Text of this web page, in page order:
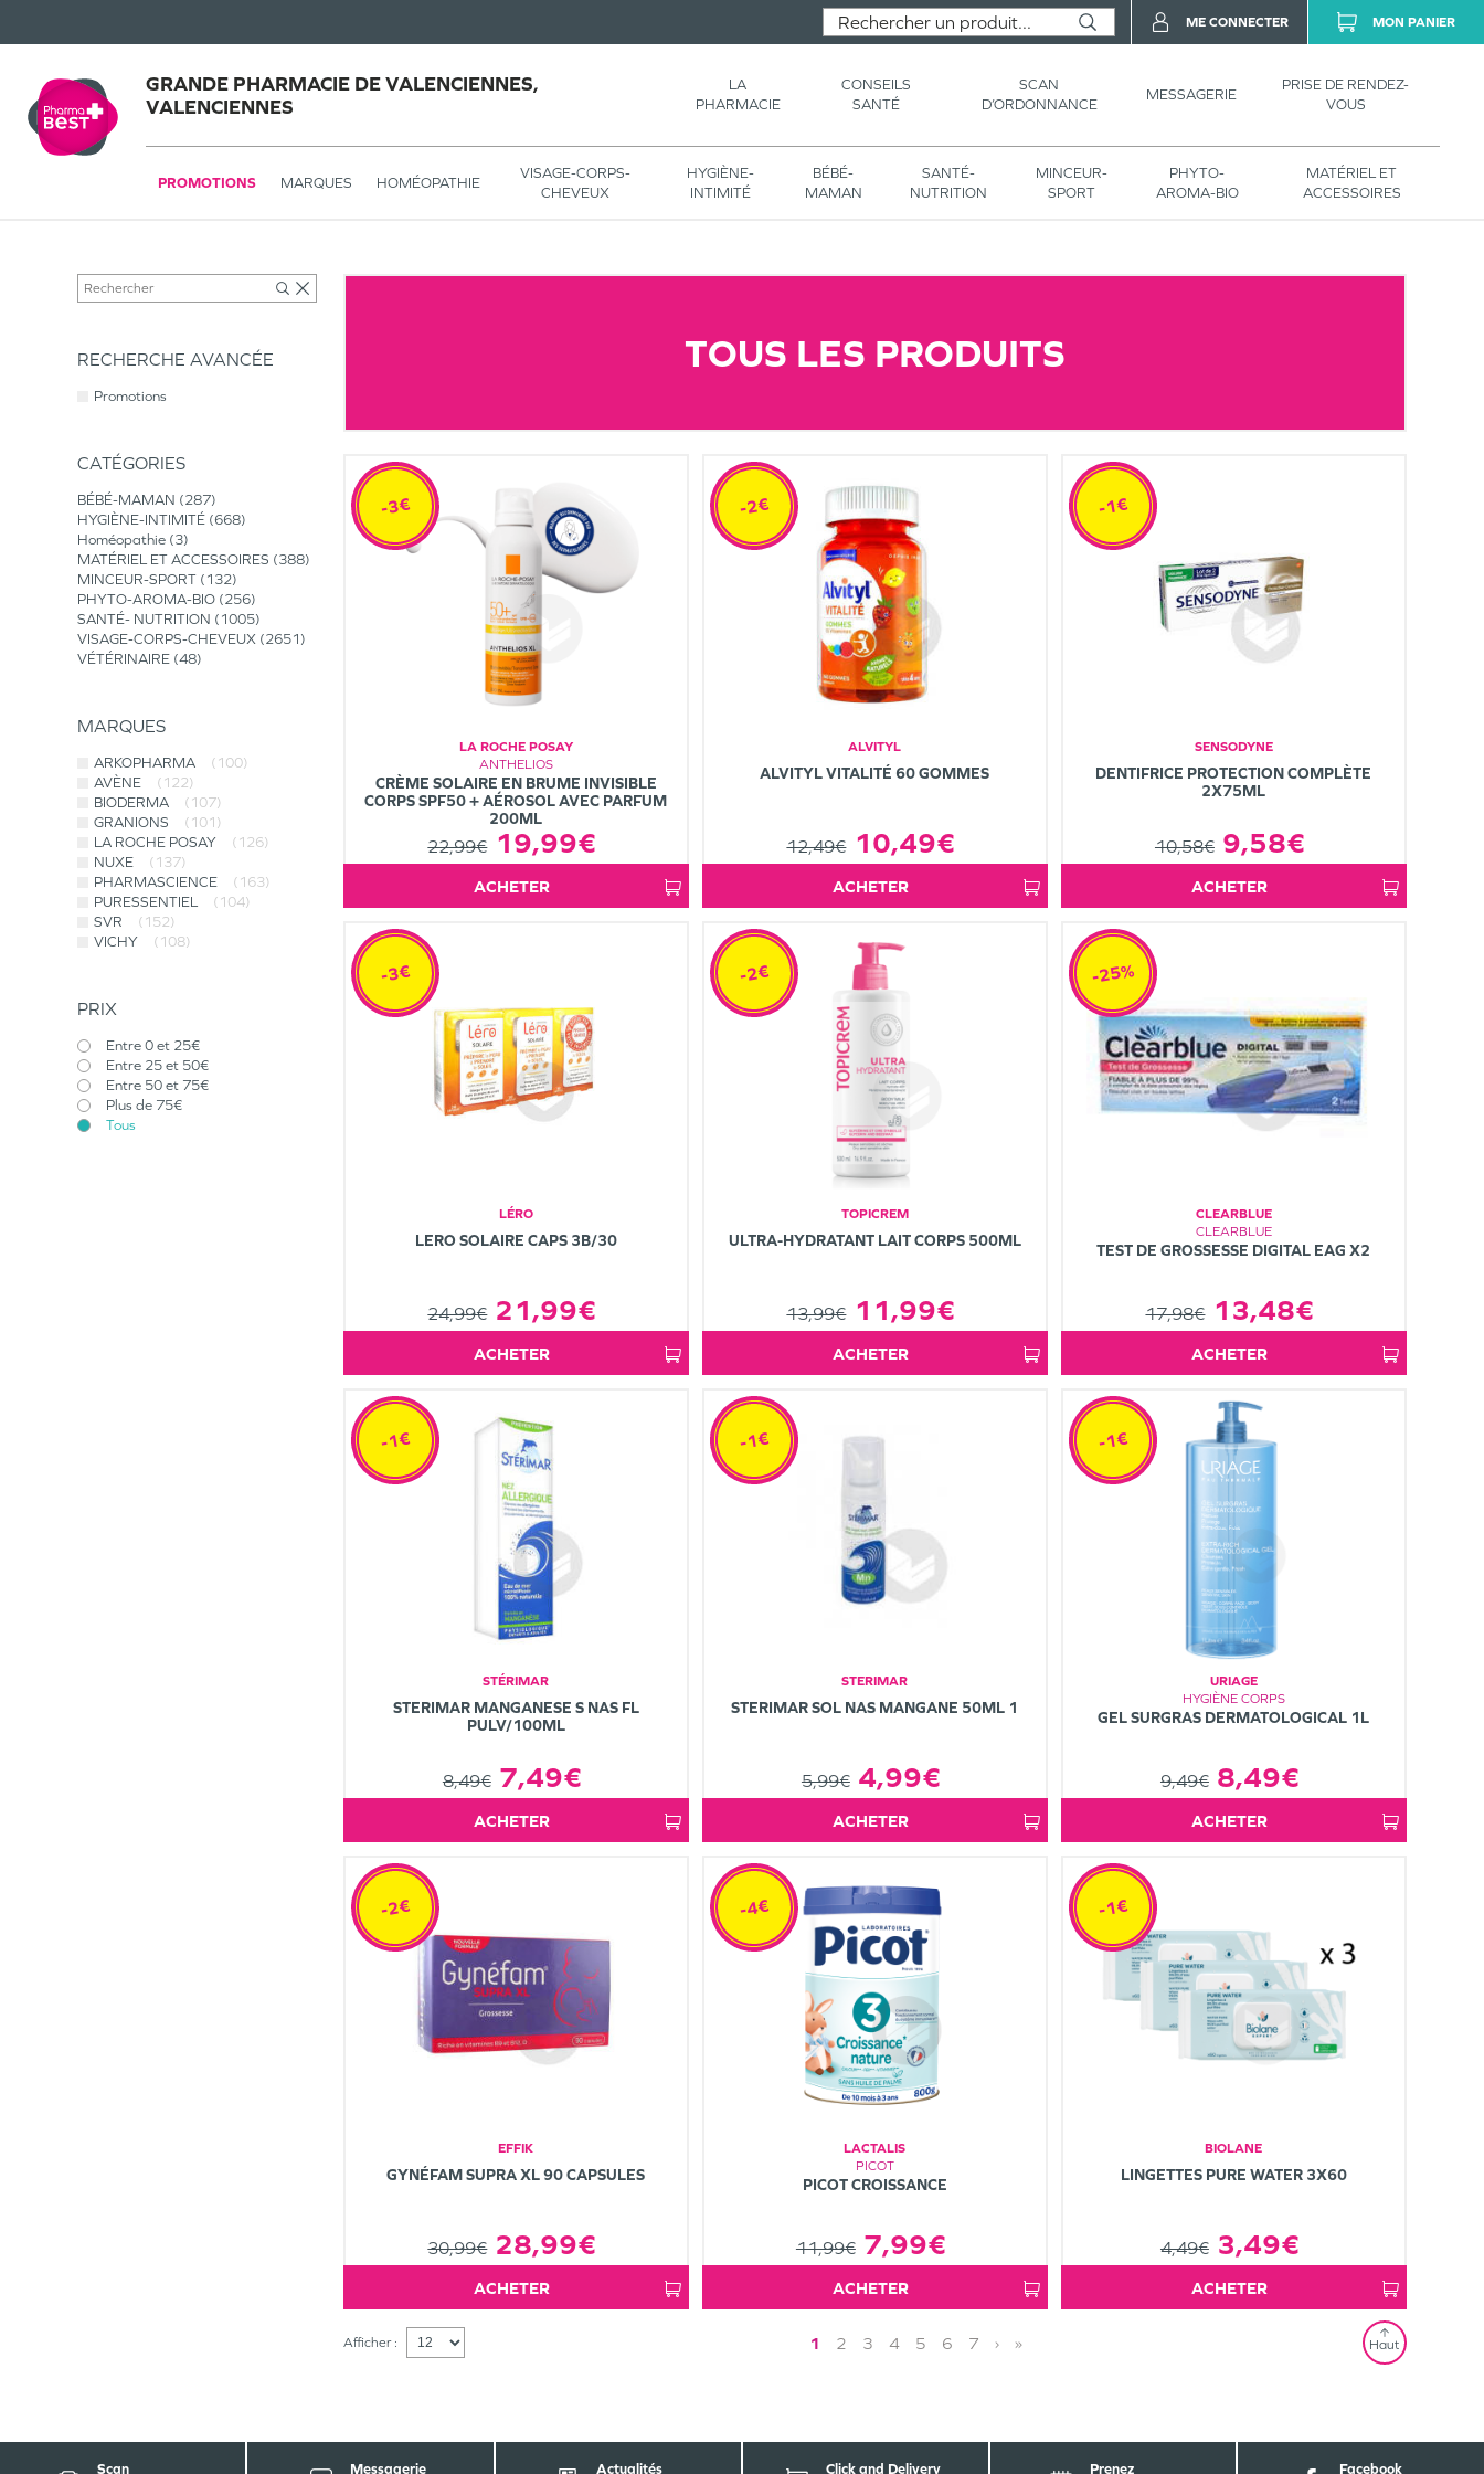
GRANDE PHARMACIE DE VALENCIENNES,
VALENCIENNES
LA
PHARMACIE
CONSEILS
SANTÉ
SCAN
D’ORDONNANCE
MESSAGERIE
PRISE DE RENDEZ-
VOUS
PROMOTIONS MARQUES HOMÉOPATHIE
VISAGE-CORPS-
CHEVEUX
HYGIÈNE-
INTIMITÉ
BÉBÉ-
MAMAN
SANTÉ-
NUTRITION
MINCEUR-
SPORT
PHYTO-
AROMA-BIO
MATÉRIEL ET
ACCESSOIRES
ME CONNECTER MON PANIER
RECHERCHE AVANCÉE
Promotions
CATÉGORIES
BÉBÉ-MAMAN
287
HYGIÈNE-INTIMITÉ 668
Homéopathie 3
MATÉRIEL ET ACCESSOIRES
388
MINCEUR-SPORT
132
PHYTO-AROMA-BIO 256
SANTÉ- NUTRITION
1005
VISAGE-CORPS-CHEVEUX 2651
VÉTÉRINAIRE 48
MARQUES
ARKOPHARMA
(100)
AVÈNE
(122)
BIODERMA
(107)
GRANIONS
(101)
LA ROCHE POSAY
(126)
NUXE
(137)
PHARMASCIENCE
(163)
PURESSENTIEL
(104)
SVR
(152)
VICHY
(108)
PRIX
Entre 0 et 25€
Entre 25 et 50€
Entre 50 et 75€
Plus de 75€
Tous
TOUS LES PRODUITS
LA ROCHE POSAY
ANTHELIOS
CRÈME SOLAIRE EN BRUME INVISIBLE
CORPS SPF50 + AÉROSOL AVEC PARFUM
200ML
22,99€ 19,99€
-3€
ACHETER
ALVITYL
ALVITYL VITALITÉ 60 GOMMES
12,49€ 10,49€
-2€
ACHETER
SENSODYNE
DENTIFRICE PROTECTION COMPLÈTE
2X75ML
10,58€ 9,58€
-1€
ACHETER
LÉRO
LERO SOLAIRE CAPS 3B/30
24,99€ 21,99€
-3€
ACHETER
TOPICREM
ULTRA-HYDRATANT LAIT CORPS 500ML
13,99€ 11,99€
-2€
ACHETER
CLEARBLUE
CLEARBLUE
TEST DE GROSSESSE DIGITAL EAG X2
17,98€ 13,48€
-25%
ACHETER
STÉRIMAR
STERIMAR MANGANESE S NAS FL
PULV/100ML
8,49€ 7,49€
-1€
ACHETER
STERIMAR
STERIMAR SOL NAS MANGANE 50ML 1
5,99€ 4,99€
-1€
ACHETER
URIAGE
HYGIÈNE CORPS
GEL SURGRAS DERMATOLOGICAL 1L
9,49€ 8,49€
-1€
ACHETER
EFFIK
GYNÉFAM SUPRA XL 90 CAPSULES
30,99€ 28,99€
-2€
ACHETER
LACTALIS
PICOT
PICOT CROISSANCE
11,99€ 7,99€
-4€
ACHETER
BIOLANE
LINGETTES PURE WATER 3X60
4,49€ 3,49€
-1€
ACHETER
Afficher : 1 2 3 4 5 6 7 › » Haut
Scan Messagerie Actualités Click and Delivery Prenez Facebook